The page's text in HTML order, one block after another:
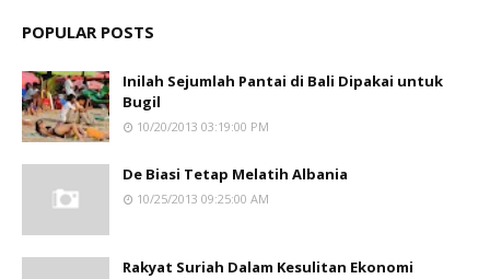
POPULAR POSTS
Inilah Sejumlah Pantai di Bali Dipakai untuk
Bugil
10/20/2013 03:19:00 PM
De Biasi Tetap Melatih Albania
10/25/2013 09:25:00 AM
Rakyat Suriah Dalam Kesulitan Ekonomi